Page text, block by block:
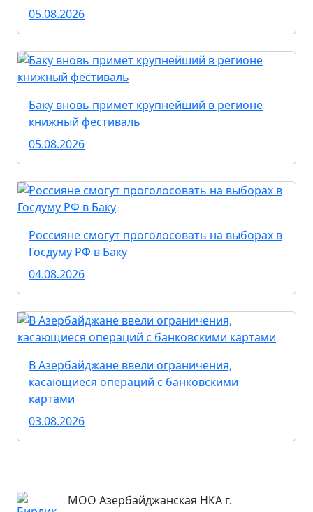
05.08.2026
Баку вновь примет крупнейший в регионе
книжный фестиваль
05.08.2026
Россияне смогут проголосовать на выборах в
Госдуму РФ в Баку
04.08.2026
В Азербайджане ввели ограничения,
касающиеся операций с банковскими
картами
03.08.2026
МОО Азербайджанская НКА г.